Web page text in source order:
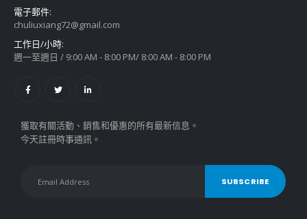
電子郵件:
chuliuxiang72@gmail.com
工作日/小時:
週一至週日 / 9:00 AM - 8:00 PM/ 8:00 AM - 8:00 PM
獲取有關活動、銷售和優惠的所有最新信息。
今天註冊時事通訊。